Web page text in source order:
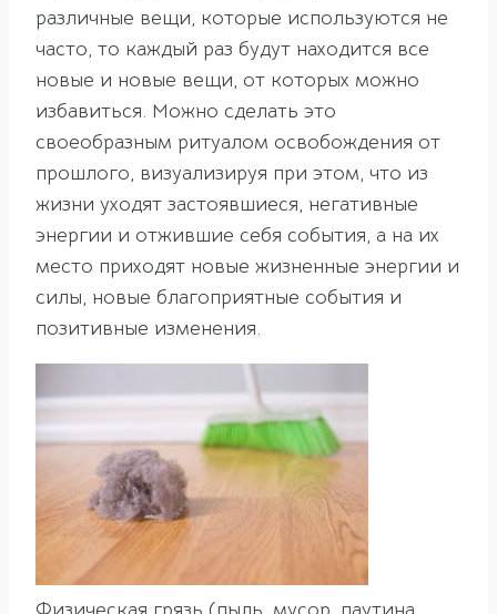
различные вещи, которые используются не
часто, то каждый раз будут находится все
новые и новые вещи, от которых можно
избавиться. Можно сделать это
своеобразным ритуалом освобождения от
прошлого, визуализируя при этом, что из
жизни уходят застоявшиеся, негативные
энергии и отжившие себя события, а на их
место приходят новые жизненные энергии и
силы, новые благоприятные события и
позитивные изменения.